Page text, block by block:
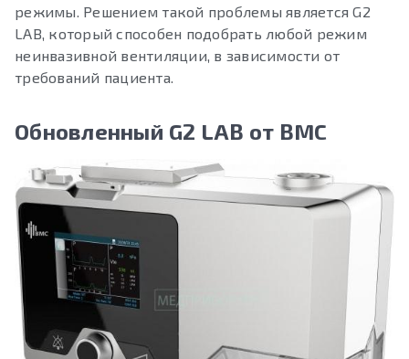
режимы. Решением такой проблемы является G2
LAB, который способен подобрать любой режим
неинвазивной вентиляции, в зависимости от
требований пациента.
Обновленный G2 LAB от BMC